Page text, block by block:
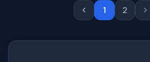
verstehen, wie ein Wort oder eine
1 2